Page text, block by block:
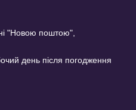
"Новою поштою",
день після погодження